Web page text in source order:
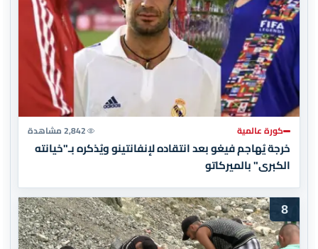
كورة عالمية 2,842 مشاهدة
خرجة يُهاجم فيغو بعد انتقاده لإنفانتينو ويُذكره بـ"خيانته
الكبرى" بالميركاتو
8